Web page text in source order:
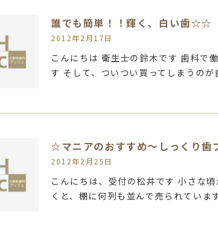
誰でも簡単！！輝く、白い歯☆☆
2012年2月17日
こんにちは 衛生士の鈴木です 歯科で
す そして、ついつい買ってしまうの
☆マニアのおすすめ～しっくり歯
2012年2月25日
こんにちは、受付の松井です 小さな
くと、棚に何列も並んで売られていま